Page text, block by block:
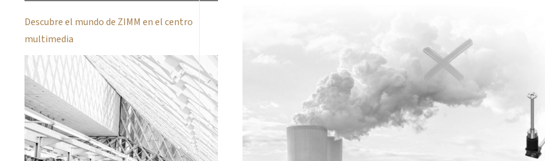
Descubre el mundo de ZIMM en el centro
multimedia